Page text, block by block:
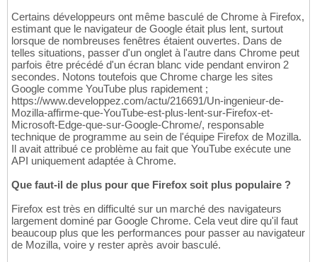
Certains développeurs ont même basculé de Chrome à Firefox,
estimant que le navigateur de Google était plus lent, surtout
lorsque de nombreuses fenêtres étaient ouvertes. Dans de
telles situations, passer d'un onglet à l'autre dans Chrome peut
parfois être précédé d'un écran blanc vide pendant environ 2
secondes. Notons toutefois que Chrome charge les sites
Google comme YouTube plus rapidement ;
https://www.developpez.com/actu/216691/Un-ingenieur-de-
Mozilla-affirme-que-YouTube-est-plus-lent-sur-Firefox-et-
Microsoft-Edge-que-sur-Google-Chrome/, responsable
technique de programme au sein de l'équipe Firefox de Mozilla.
Il avait attribué ce problème au fait que YouTube exécute une
API uniquement adaptée à Chrome.
Que faut-il de plus pour que Firefox soit plus populaire ?
Firefox est très en difficulté sur un marché des navigateurs
largement dominé par Google Chrome. Cela veut dire qu'il faut
beaucoup plus que les performances pour passer au navigateur
de Mozilla, voire y rester après avoir basculé.